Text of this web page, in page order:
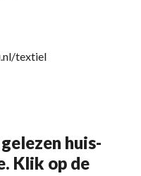
textiel
huis-
Klik op de